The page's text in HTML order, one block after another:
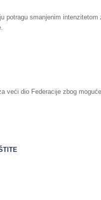
potragu smanjenim intenzitetom
veći dio Federacije zbog